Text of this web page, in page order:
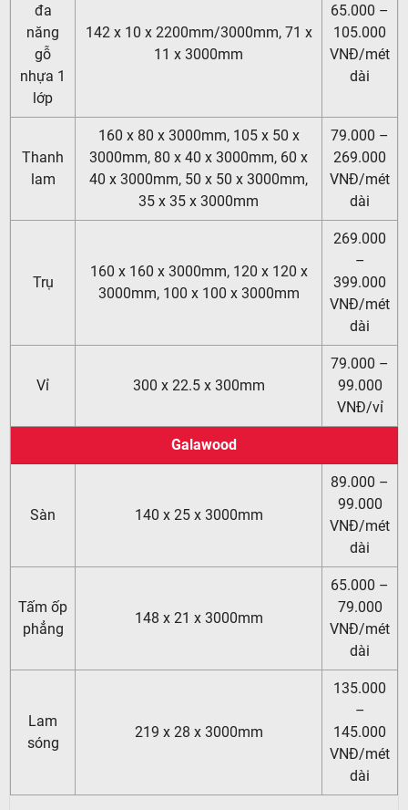
đa
năng
gỗ
nhựa 1
lớp
142 x 10 x 2200mm/3000mm, 71 x
11 x 3000mm
65.000 –
105.000
VNĐ/mét
dài
Thanh
lam
160 x 80 x 3000mm, 105 x 50 x
3000mm, 80 x 40 x 3000mm, 60 x
40 x 3000mm, 50 x 50 x 3000mm,
35 x 35 x 3000mm
79.000 –
269.000
VNĐ/mét
dài
Trụ
160 x 160 x 3000mm, 120 x 120 x
3000mm, 100 x 100 x 3000mm
269.000
–
399.000
VNĐ/mét
dài
Vỉ 300 x 22.5 x 300mm
79.000 –
99.000
VNĐ/vỉ
Galawood
Sàn 140 x 25 x 3000mm
89.000 –
99.000
VNĐ/mét
dài
Tấm ốp
phẳng
148 x 21 x 3000mm
65.000 –
79.000
VNĐ/mét
dài
Lam
sóng
219 x 28 x 3000mm
135.000
–
145.000
VNĐ/mét
dài